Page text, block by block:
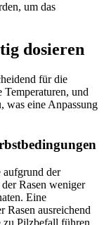
um das
dosieren
für die
Temperaturen, und
was eine Anpassung
aufgrund der
Rasen weniger
Eine
Rasen ausreichend
zu Pilzbefall führen